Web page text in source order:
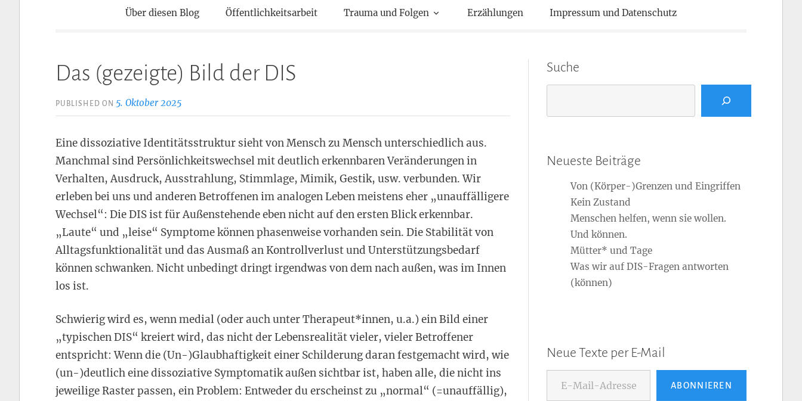
Kontaktpunkte
Über diesen Blog Öffentlichkeitsarbeit Trauma und Folgen Erzählungen Impressum und Datenschutz
Das (gezeigte) Bild der DIS
PUBLISHED ON 5. Oktober 2025
Eine dissoziative Identitätsstruktur sieht von Mensch zu Mensch unterschiedlich aus.
Manchmal sind Persönlichkeitswechsel mit deutlich erkennbaren Veränderungen in
Verhalten, Ausdruck, Ausstrahlung, Stimmlage, Mimik, Gestik, usw. verbunden. Wir
erleben bei uns und anderen Betroffenen im analogen Leben meistens eher „unauffälligere
Wechsel“: Die DIS ist für Außenstehende eben nicht auf den ersten Blick erkennbar.
„Laute“ und „leise“ Symptome können phasenweise vorhanden sein. Die Stabilität von
Alltagsfunktionalität und das Ausmaß an Kontrollverlust und Unterstützungsbedarf
können schwanken. Nicht unbedingt dringt irgendwas von dem nach außen, was im Innen
los ist.
Schwierig wird es, wenn medial (oder auch unter Therapeut*innen, u.a.) ein Bild einer
„typischen DIS“ kreiert wird, das nicht der Lebensrealität vieler, vieler Betroffener
entspricht: Wenn die (Un-)Glaubhaftigkeit einer Schilderung daran festgemacht wird, wie
(un-)deutlich eine dissoziative Symptomatik außen sichtbar ist, haben alle, die nicht ins
jeweilige Raster passen, ein Problem: Entweder du erscheinst zu „normal“ (=unauffällig),
Suche
Neueste Beiträge
Von (Körper-)Grenzen und Eingriffen
Kein Zustand
Menschen helfen, wenn sie wollen.
Und können.
Mütter* und Tage
Was wir auf DIS-Fragen antworten
(können)
Neue Texte per E-Mail
E-Mail-Adresse...
ABONNIEREN